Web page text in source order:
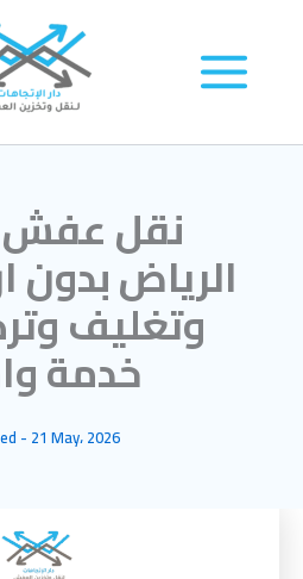
نقل
الرياض بدون
وتغليف
خدمة
- 21 May، 2026